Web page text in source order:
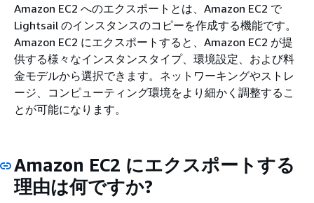
Amazon EC2 へのエクスポートとは、Amazon EC2 で
Lightsail のインスタンスのコピーを作成する機能です。
Amazon EC2 にエクスポートすると、Amazon EC2 が提
供する様々なインスタンスタイプ、環境設定、および料
金モデルから選択できます。ネットワーキングやストレ
ージ、コンピューティング環境をより細かく調整するこ
とが可能になります。
Amazon EC2 にエクスポートする
理由は何ですか?